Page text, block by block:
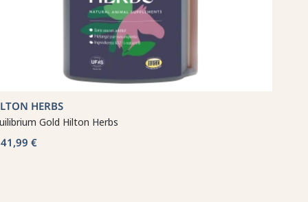
HERBS
Gold Hilton Herbs
41,99 €